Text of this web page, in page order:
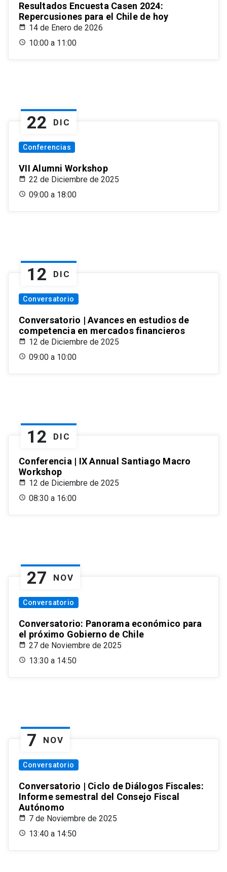
Resultados Encuesta Casen 2024:
Repercusiones para el Chile de hoy
14 de Enero de 2026
10:00 a 11:00
22 DIC
Conferencias
VII Alumni Workshop
22 de Diciembre de 2025
09:00 a 18:00
12 DIC
Conversatorio
Conversatorio | Avances en estudios de
competencia en mercados financieros
12 de Diciembre de 2025
09:00 a 10:00
12 DIC
Conferencia | IX Annual Santiago Macro
Workshop
12 de Diciembre de 2025
08:30 a 16:00
27 NOV
Conversatorio
Conversatorio: Panorama económico para
el próximo Gobierno de Chile
27 de Noviembre de 2025
13:30 a 14:50
7 NOV
Conversatorio
Conversatorio | Ciclo de Diálogos Fiscales:
Informe semestral del Consejo Fiscal
Autónomo
7 de Noviembre de 2025
13:40 a 14:50